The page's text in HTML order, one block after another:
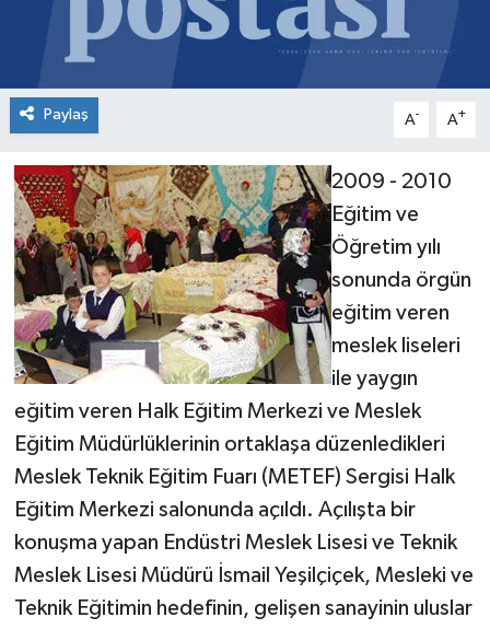
Paylaş A- A+
2009 - 2010
Eğitim ve
Öğretim yılı
sonunda örgün
eğitim veren
meslek liseleri
ile yaygın
eğitim veren Halk Eğitim Merkezi ve Meslek
Eğitim Müdürlüklerinin ortaklaşa düzenledikleri
Meslek Teknik Eğitim Fuarı (METEF) Sergisi Halk
Eğitim Merkezi salonunda açıldı. Açılışta bir
konuşma yapan Endüstri Meslek Lisesi ve Teknik
Meslek Lisesi Müdürü İsmail Yeşilçiçek, Mesleki ve
Teknik Eğitimin hedefinin, gelişen sanayinin uluslar